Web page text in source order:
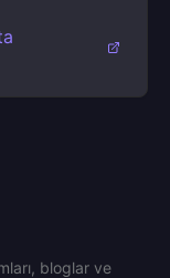
bloglar ve